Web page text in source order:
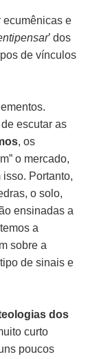
ecumênicas e
’ dos
de vínculos
escutar as
, os
o mercado,
Portanto,
o solo,
ensinadas a
a
sobre a
de sinais e
dos
curto
poucos